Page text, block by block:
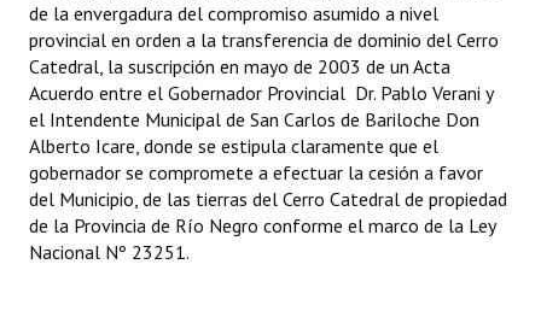
de la envergadura del compromiso asumido a nivel
provincial en orden a la transferencia de dominio del Cerro
Catedral, la suscripción en mayo de 2003 de un Acta
Acuerdo entre el Gobernador Provincial Dr. Pablo Verani y
el Intendente Municipal de San Carlos de Bariloche Don
Alberto Icare, donde se estipula claramente que el
gobernador se compromete a efectuar la cesión a favor
del Municipio, de las tierras del Cerro Catedral de propiedad
de la Provincia de Río Negro conforme el marco de la Ley
Nacional Nº 23251.